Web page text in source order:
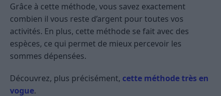
Grâce à cette méthode, vous savez exactement
combien il vous reste d’argent pour toutes vos
activités. En plus, cette méthode se fait avec des
espèces, ce qui permet de mieux percevoir les
sommes dépensées.
Découvrez, plus précisément, cette méthode très en
vogue.